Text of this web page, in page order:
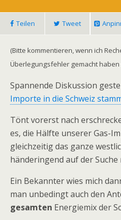
Teilen Tweet
(Bitte kommentieren, wenn ich
Überlegungsfehler gemacht haben
Spannende Diskussion
Importe in die Schweiz
Tönt vorerst nach
es, die Hälfte unserer Gas-
gleichzeitig das ganze
händeringend auf der Suche
Ein Bekannter wies mich
man unbedingt auch den
gesamten Energiemix der